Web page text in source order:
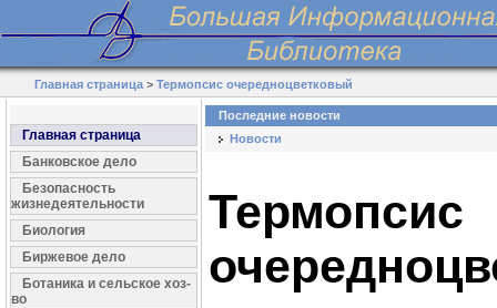
Главная страница >Термопсис очередноцветковый
Главная страница
Банковское дело
Безопасность
жизнедеятельности
Биология
Биржевое дело
Ботаника и сельское хоз-
во
Последние новости
Новости
Термопсис